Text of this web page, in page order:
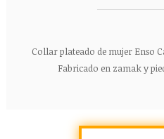
Collar plateado de mujer Enso
Fabricado en zamak y